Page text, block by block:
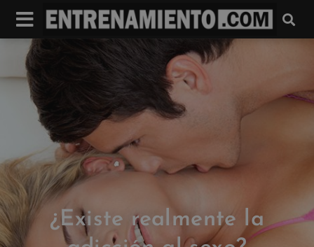
¿Existe realmente la